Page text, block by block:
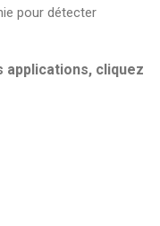
pour détecter
applications, cliquez